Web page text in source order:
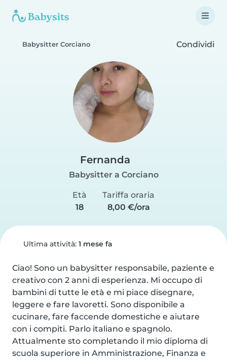
Babysitter Corciano Condividi
Fernanda
Babysitter a Corciano
Età
18
Tariffa oraria
8,00 €/ora
Ultima attività: 1 mese fa
Ciao! Sono un babysitter responsabile, paziente e
creativo con 2 anni di esperienza. Mi occupo di
bambini di tutte le età e mi piace disegnare,
leggere e fare lavoretti. Sono disponibile a
cucinare, fare faccende domestiche e aiutare
con i compiti. Parlo italiano e spagnolo.
Attualmente sto completando il mio diploma di
scuola superiore in Amministrazione, Finanza e